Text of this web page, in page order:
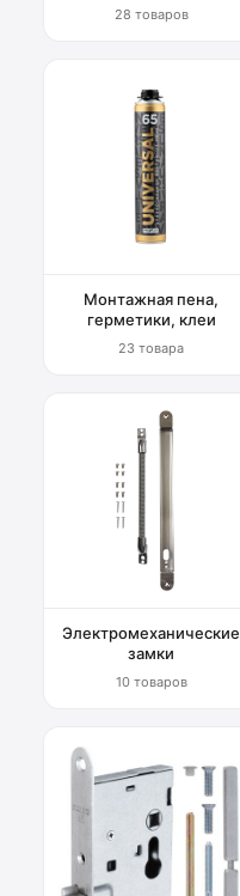
28 товаров
Монтажная пена,
герметики, клеи
23 товара
Электромеханические
замки
10 товаров